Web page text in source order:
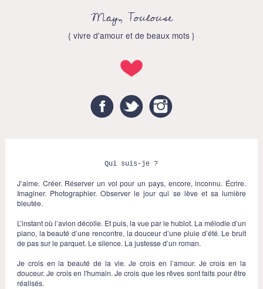
May, Toulouse
{ vivre d'amour et de beaux mots }
FacebookTwitter
Qui suis-je ?
J’aime. Créer. Réserver un vol pour un pays, encore, inconnu. Écrire.
Imaginer. Photographier. Observer le jour qui se lève et sa lumière
bleutée.
L’instant où l’avion décolle. Et puis, la vue par le hublot. La mélodie d’un
piano, la beauté d’une rencontre, la douceur d’une pluie d’été. Le bruit
de pas sur le parquet. Le silence. La justesse d’un roman.
Je crois en la beauté de la vie. Je crois en l’amour. Je crois en la
douceur. Je crois en l'humain. Je crois que les rêves sont faits pour être
réalisés.